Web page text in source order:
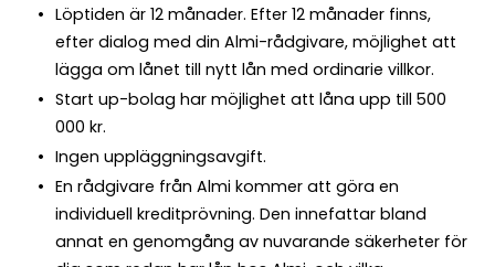
Löptiden är 12 månader. Efter 12 månader finns,
efter dialog med din Almi-rådgivare, möjlighet att
lägga om lånet till nytt lån med ordinarie villkor.
Start up-bolag har möjlighet att låna upp till 500
000 kr.
Ingen uppläggningsavgift.
En rådgivare från Almi kommer att göra en
individuell kreditprövning. Den innefattar bland
annat en genomgång av nuvarande säkerheter för